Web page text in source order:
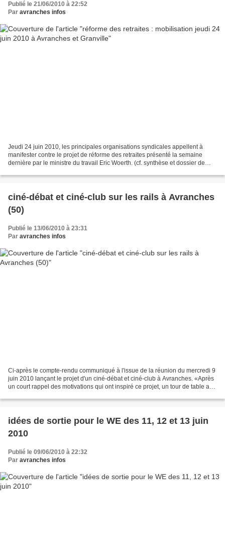
Publié le 21/06/2010 à 22:52
Par avranches infos
Jeudi 24 juin 2010, les principales organisations syndicales appellent à
manifester contre le projet de réforme des retraites présenté la semaine
dernière par le ministre du travail Eric Woerth. (cf. synthèse et dossier de
ciné-débat et ciné-club sur les rails à Avranches
(50)
Publié le 13/06/2010 à 23:31
Par avranches infos
Ci-après le compte-rendu communiqué à l'issue de la réunion du mercredi 9
juin 2010 lançant le projet d'un ciné-débat et ciné-club à Avranches. «Après
un court rappel des motivations qui ont inspiré ce projet, un tour de table a
idées de sortie pour le WE des 11, 12 et 13 juin
2010
Publié le 09/06/2010 à 22:32
Par avranches infos